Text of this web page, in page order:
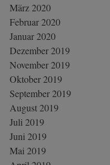
März 2020
Februar 2020
Januar 2020
Dezember 2019
November 2019
Oktober 2019
September 2019
August 2019
Juli 2019
Juni 2019
Mai 2019